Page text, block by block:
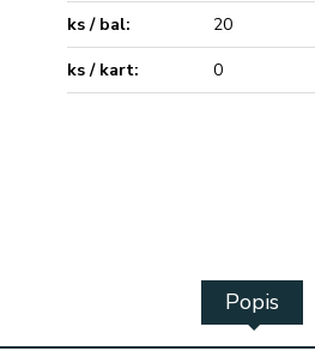
ks / bal:
20
ks / kart:
0
Popis